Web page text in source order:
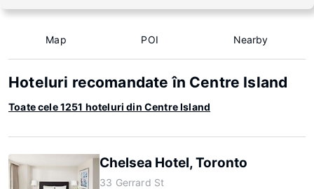
Map POI Nearby
Hoteluri recomandate în Centre Island
Toate cele 1251 hoteluri din Centre Island
Chelsea Hotel, Toronto
33 Gerrard St